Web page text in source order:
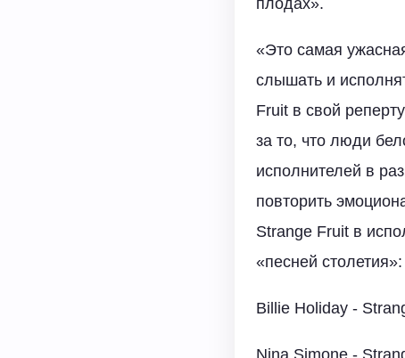
«Это самая
слышать и
Fruit в свой
за то, что люди
исполнителей в
повторить
Strange Fruit в
«песней столетия»:
Billie Holiday -
Nina Simone -